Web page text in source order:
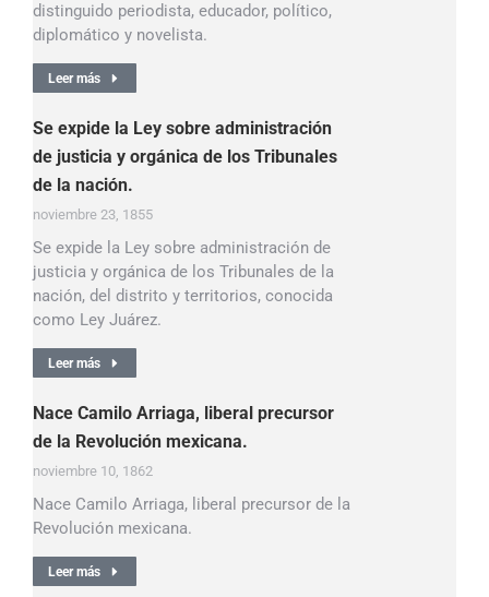
distinguido periodista, educador, político,
diplomático y novelista.
Leer más
Se expide la Ley sobre administración
de justicia y orgánica de los Tribunales
de la nación.
noviembre 23, 1855
Se expide la Ley sobre administración de
justicia y orgánica de los Tribunales de la
nación, del distrito y territorios, conocida
como Ley Juárez.
Leer más
Nace Camilo Arriaga, liberal precursor
de la Revolución mexicana.
noviembre 10, 1862
Nace Camilo Arriaga, liberal precursor de la
Revolución mexicana.
Leer más